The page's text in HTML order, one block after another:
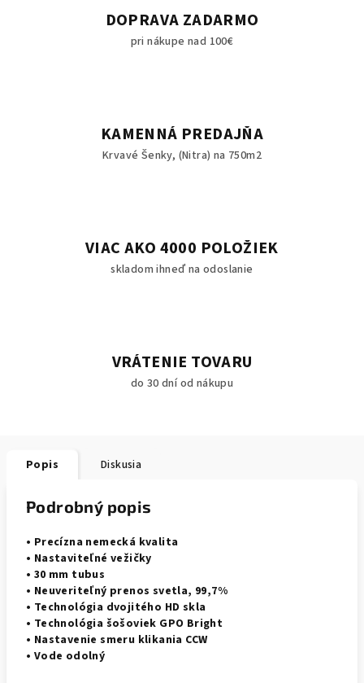
DOPRAVA ZADARMO
pri nákupe nad 100€
KAMENNÁ PREDAJŇA
Krvavé Šenky, (Nitra) na 750m2
VIAC AKO 4000 POLOŽIEK
skladom ihneď na odoslanie
VRÁTENIE TOVARU
do 30 dní od nákupu
Popis Diskusia
Podrobný popis
• Precízna nemecká kvalita
• Nastaviteľné vežičky
• 30 mm tubus
• Neuveriteľný prenos svetla, 99,7%
• Technológia dvojitého HD skla
• Technológia šošoviek GPO Bright
• Nastavenie smeru klikania CCW
• Vode odolný